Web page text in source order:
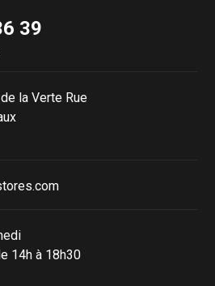
39
la Verte Rue
14h à 18h30